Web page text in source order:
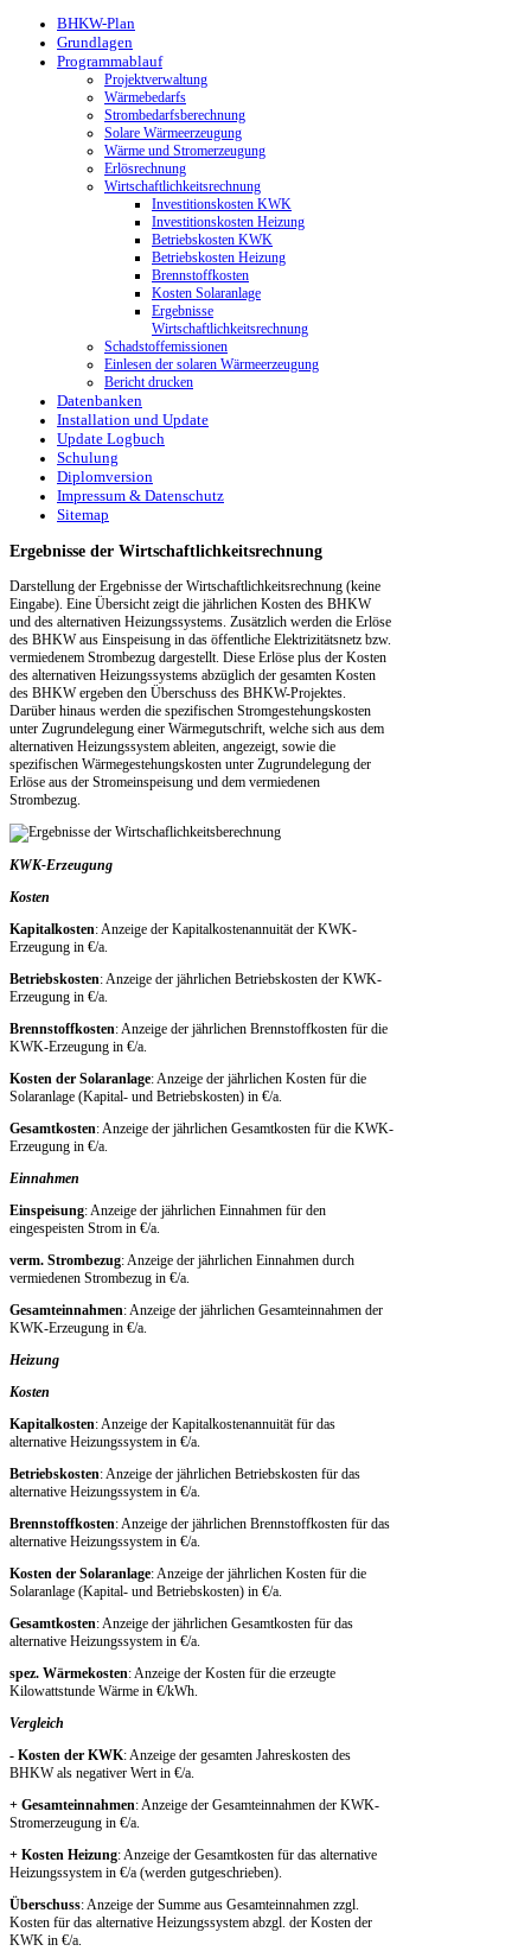
BHKW-Plan
Grundlagen
Programmablauf
Projektverwaltung
Wärmebedarfs
Strombedarfsberechnung
Solare Wärmeerzeugung
Wärme und Stromerzeugung
Erlösrechnung
Wirtschaftlichkeitsrechnung
Investitionskosten KWK
Investitionskosten Heizung
Betriebskosten KWK
Betriebskosten Heizung
Brennstoffkosten
Kosten Solaranlage
Ergebnisse
Wirtschaftlichkeitsrechnung
Schadstoffemissionen
Einlesen der solaren Wärmeerzeugung
Bericht drucken
Datenbanken
Installation und Update
Update Logbuch
Schulung
Diplomversion
Impressum & Datenschutz
Sitemap
Ergebnisse der Wirtschaftlichkeitsrechnung
Darstellung der Ergebnisse der Wirtschaftlichkeitsrechnung (keine
Eingabe). Eine Übersicht zeigt die jährlichen Kosten des BHKW
und des alternativen Heizungssystems. Zusätzlich werden die Erlöse
des BHKW aus Einspeisung in das öffentliche Elektrizitätsnetz bzw.
vermiedenem Strombezug dargestellt. Diese Erlöse plus der Kosten
des alternativen Heizungssystems abzüglich der gesamten Kosten
des BHKW ergeben den Überschuss des BHKW-Projektes.
Darüber hinaus werden die spezifischen Stromgestehungskosten
unter Zugrundelegung einer Wärmegutschrift, welche sich aus dem
alternativen Heizungssystem ableiten, angezeigt, sowie die
spezifischen Wärmegestehungskosten unter Zugrundelegung der
Erlöse aus der Stromeinspeisung und dem vermiedenen
Strombezug.
KWK-Erzeugung
Kosten
Kapitalkosten: Anzeige der Kapitalkostenannuität der KWK-
Erzeugung in €/a.
Betriebskosten: Anzeige der jährlichen Betriebskosten der KWK-
Erzeugung in €/a.
Brennstoffkosten: Anzeige der jährlichen Brennstoffkosten für die
KWK-Erzeugung in €/a.
Kosten der Solaranlage: Anzeige der jährlichen Kosten für die
Solaranlage (Kapital- und Betriebskosten) in €/a.
Gesamtkosten: Anzeige der jährlichen Gesamtkosten für die KWK-
Erzeugung in €/a.
Einnahmen
Einspeisung: Anzeige der jährlichen Einnahmen für den
eingespeisten Strom in €/a.
verm. Strombezug: Anzeige der jährlichen Einnahmen durch
vermiedenen Strombezug in €/a.
Gesamteinnahmen: Anzeige der jährlichen Gesamteinnahmen der
KWK-Erzeugung in €/a.
Heizung
Kosten
Kapitalkosten: Anzeige der Kapitalkostenannuität für das
alternative Heizungssystem in €/a.
Betriebskosten: Anzeige der jährlichen Betriebskosten für das
alternative Heizungssystem in €/a.
Brennstoffkosten: Anzeige der jährlichen Brennstoffkosten für das
alternative Heizungssystem in €/a.
Kosten der Solaranlage: Anzeige der jährlichen Kosten für die
Solaranlage (Kapital- und Betriebskosten) in €/a.
Gesamtkosten: Anzeige der jährlichen Gesamtkosten für das
alternative Heizungssystem in €/a.
spez. Wärmekosten: Anzeige der Kosten für die erzeugte
Kilowattstunde Wärme in €/kWh.
Vergleich
- Kosten der KWK: Anzeige der gesamten Jahreskosten des
BHKW als negativer Wert in €/a.
+ Gesamteinnahmen: Anzeige der Gesamteinnahmen der KWK-
Stromerzeugung in €/a.
+ Kosten Heizung: Anzeige der Gesamtkosten für das alternative
Heizungssystem in €/a (werden gutgeschrieben).
Überschuss: Anzeige der Summe aus Gesamteinnahmen zzgl.
Kosten für das alternative Heizungssystem abzgl. der Kosten der
KWK in €/a.